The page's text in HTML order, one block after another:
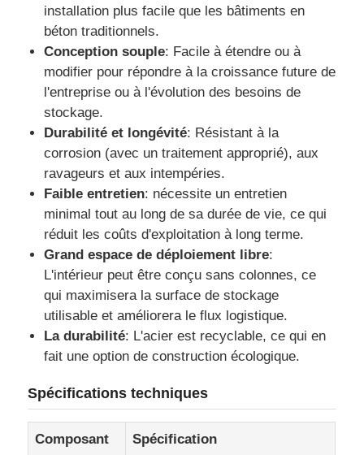
Visite d'usine
Contrôle de la qualité
Contact
Demande de soumission
maison préfabriquée en acier léger
Bâtiment à structure métallique
atelier de structure métallique
entrepôt de structure métallique
installation plus facile que les bâtiments en
béton traditionnels.
Conception souple: Facile à étendre ou à
modifier pour répondre à la croissance future de
l'entreprise ou à l'évolution des besoins de
stockage.
Durabilité et longévité: Résistant à la
corrosion (avec un traitement approprié), aux
ravageurs et aux intempéries.
Faible entretien: nécessite un entretien
minimal tout au long de sa durée de vie, ce qui
réduit les coûts d'exploitation à long terme.
Grand espace de déploiement libre:
L'intérieur peut être conçu sans colonnes, ce
qui maximisera la surface de stockage
utilisable et améliorera le flux logistique.
La durabilité: L'acier est recyclable, ce qui en
fait une option de construction écologique.
Spécifications techniques
Composant Spécification